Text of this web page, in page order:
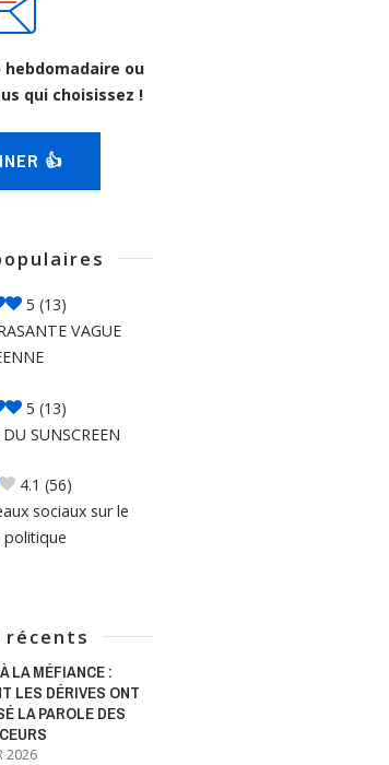
hebdomadaire ou
qui choisissez !
👍
5 (13)
VAGUE
5 (13)
SUNSCREEN
4.1 (56)
sociaux sur le
politique
LA MÉFIANCE :
LES DÉRIVES ONT
LA PAROLE DES
2026